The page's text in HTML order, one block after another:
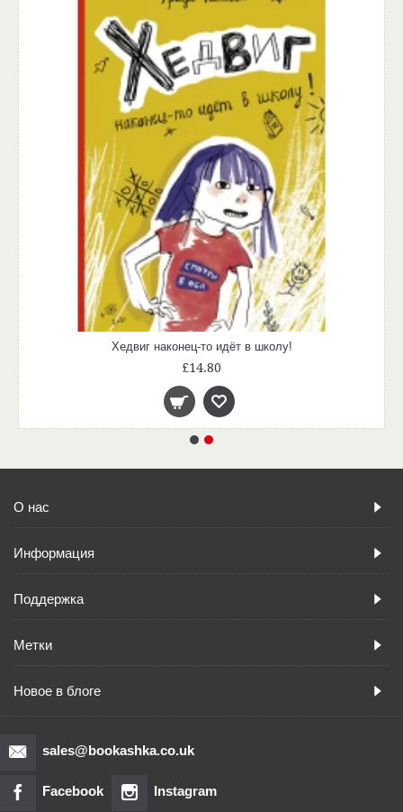
Хедвиг наконец-то идёт в школу!
£14.80
О нас
Информация
Поддержка
Метки
Новое в блоге
sales@bookashka.co.uk
Facebook Instagram